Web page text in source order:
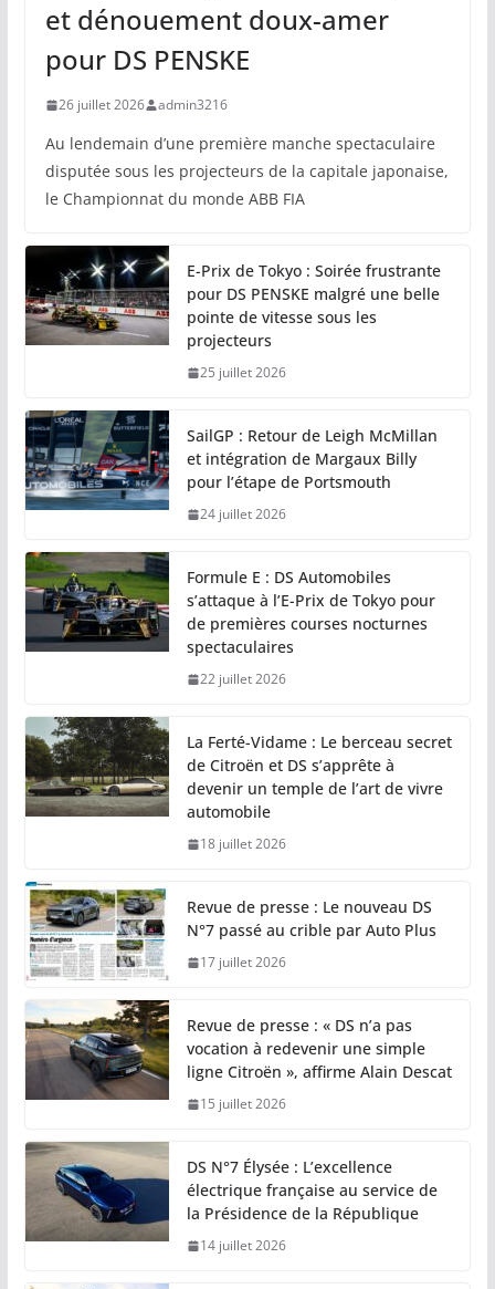
et dénouement doux-amer
pour DS PENSKE
26 juillet 2026 admin3216
Au lendemain d’une première manche spectaculaire
disputée sous les projecteurs de la capitale japonaise,
le Championnat du monde ABB FIA
E-Prix de Tokyo : Soirée frustrante
pour DS PENSKE malgré une belle
pointe de vitesse sous les
projecteurs
25 juillet 2026
SailGP : Retour de Leigh McMillan
et intégration de Margaux Billy
pour l’étape de Portsmouth
24 juillet 2026
Formule E : DS Automobiles
s’attaque à l’E-Prix de Tokyo pour
de premières courses nocturnes
spectaculaires
22 juillet 2026
La Ferté-Vidame : Le berceau secret
de Citroën et DS s’apprête à
devenir un temple de l’art de vivre
automobile
18 juillet 2026
Revue de presse : Le nouveau DS
N°7 passé au crible par Auto Plus
17 juillet 2026
Revue de presse : « DS n’a pas
vocation à redevenir une simple
ligne Citroën », affirme Alain Descat
15 juillet 2026
DS N°7 Élysée : L’excellence
électrique française au service de
la Présidence de la République
14 juillet 2026